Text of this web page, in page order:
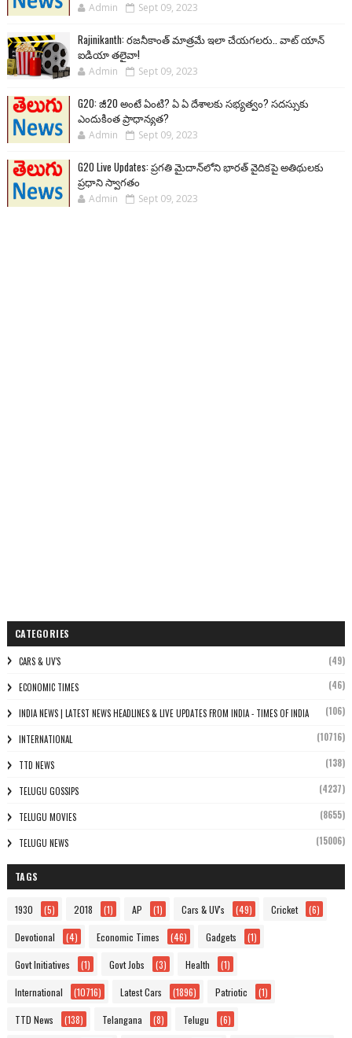
Admin Sept 09, 2023
Rajinikanth: రజనీకాంత్ మాత్రమే ఇలా చేయగలరు.. వాట్ యాన్
ఐడియా తలైవా!
Admin Sept 09, 2023
G20: జీ20 అంటే ఏంటి? ఏ ఏ దేశాలకు సభ్యత్వం? సదస్సుకు
ఎందుకింత ప్రాధాన్యత?
Admin Sept 09, 2023
G20 Live Updates: ప్రగతి మైదాన్‌లోని భారత్ వైదికపై అతిథులకు
ప్రధాని స్వాగతం
Admin Sept 09, 2023
CATEGORIES
CARS & UV'S (49)
ECONOMIC TIMES (46)
INDIA NEWS | LATEST NEWS HEADLINES & LIVE UPDATES FROM INDIA - TIMES OF INDIA (106)
INTERNATIONAL (10716)
TTD NEWS (138)
TELUGU GOSSIPS (4237)
TELUGU MOVIES (8655)
TELUGU NEWS (15006)
TAGS
1930 (5) 2018 (1) AP (1) Cars & UV's (49) Cricket (6)
Devotional (4) Economic Times (46) Gadgets (1)
Govt Initiatives (1) Govt Jobs (3) Health (1)
International (10716) Latest Cars (1896) Patriotic (1)
TTD News (138) Telangana (8) Telugu (6)